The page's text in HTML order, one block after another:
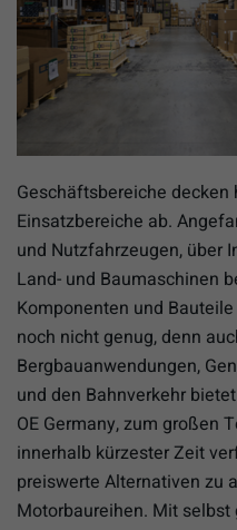
Geschäftsbereiche decken
Einsatzbereiche ab.
und Nutzfahrzeugen, über
Land- und Baumaschinen
Komponenten und
noch nicht genug, denn
Bergbauanwendungen,
und den Bahnverkehr
OE Germany, zum großen
innerhalb kürzester Zeit
preiswerte Alternativen zu
Motorbaureihen. Mit